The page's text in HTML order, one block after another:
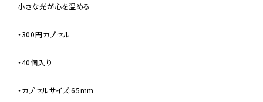
小さな光が心を温める
・300円カプセル
・40個入り
・カプセルサイズ:65mm